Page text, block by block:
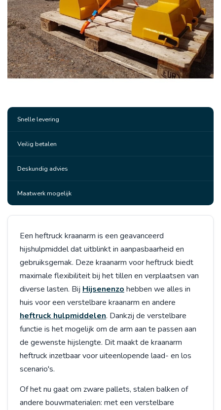
Snelle levering
Veilig betalen
Deskundig advies
Maatwerk mogelijk
Een heftruck kraanarm is een geavanceerd
hijshulpmiddel dat uitblinkt in aanpasbaarheid en
gebruiksgemak. Deze kraanarm voor heftruck biedt
maximale flexibiliteit bij het tillen en verplaatsen van
diverse lasten. Bij Hijsenenzohebben we alles in
huis voor een verstelbare kraanarm en andere
heftruck hulpmiddelen. Dankzij de verstelbare
functie is het mogelijk om de arm aan te passen aan
de gewenste hijslengte. Dit maakt de kraanarm
heftruck inzetbaar voor uiteenlopende laad- en los
scenario's.
Of het nu gaat om zware pallets, stalen balken of
andere bouwmaterialen: met een verstelbare